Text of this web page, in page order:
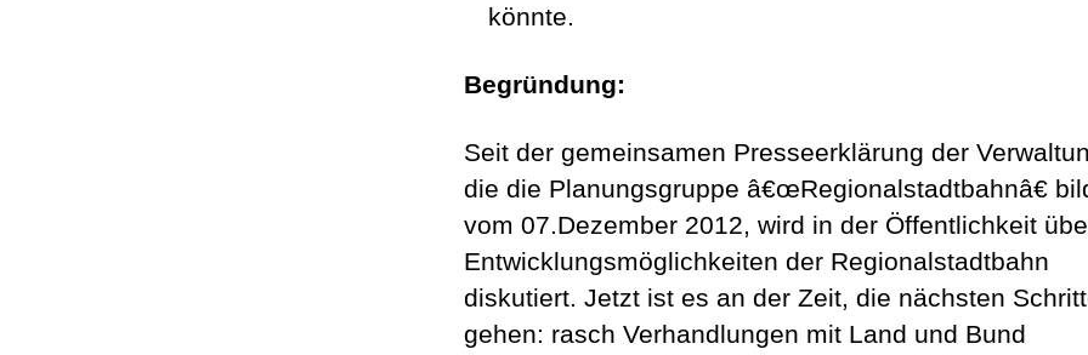
könnte.
Begründung:
Seit der gemeinsamen Presseerklärung der
die die Planungsgruppe â€œRegionalstadtbahnâ€
vom 07.Dezember 2012, wird in der Öffentlichkeit
Entwicklungsmöglichkeiten der Regionalstadtbahn
diskutiert. Jetzt ist es an der Zeit, die nächsten
gehen: rasch Verhandlungen mit Land und Bund